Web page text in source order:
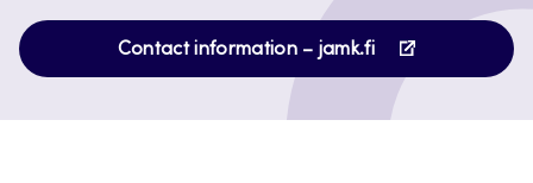
Contact information – jamk.fi
Opens
in